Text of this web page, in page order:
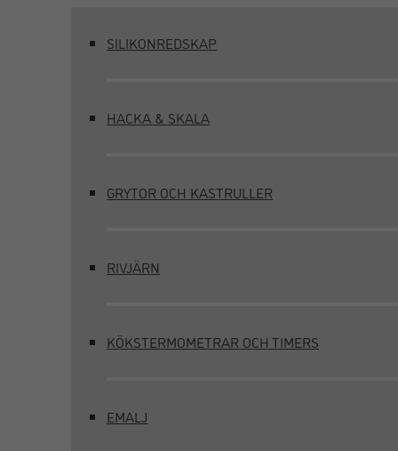
SILIKONREDSKAP
HACKA & SKALA
GRYTOR OCH KASTRULLER
RIVJÄRN
KÖKSTERMOMETRAR OCH TIMERS
EMALJ